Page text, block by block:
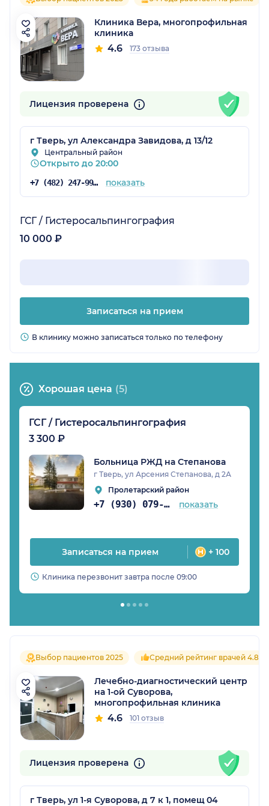
Клиника Вера, многопрофильная
клиника
4.6 173 отзыва
Лицензия проверена
г Тверь, ул Александра Завидова, д 13/12
Центральный район
Открыто до 20:00
+7 (482) 247-99-38 показать
ГСГ / Гистеросальпингография
10 000 ₽
Записаться на прием
В клинику можно записаться только по телефону
Хорошая цена (5)
ГСГ / Гистеросальпингография
3 300 ₽
Больница РЖД на Степанова
г Тверь, ул Арсения Степанова, д 2А
Пролетарский район
+7 (930) 079-04-36 показать
Записаться на прием + 100
Клиника перезвонит завтра после 09:00
Выбор пациентов 2025 Средний рейтинг врачей 4.8
Лечебно-диагностический центр
на 1-ой Суворова,
многопрофильная клиника
4.6 101 отзыв
Лицензия проверена
г Тверь, ул 1-я Суворова, д 7 к 1, помещ 04